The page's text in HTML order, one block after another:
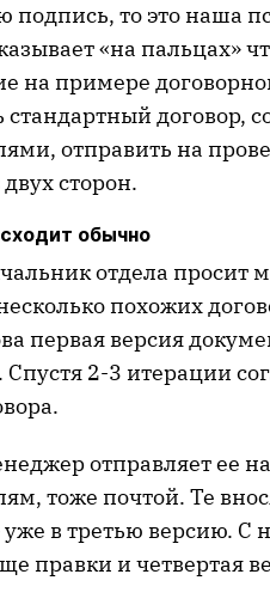
подпись, то это наша
«на пальцах»
на примере
стандартный договор,
отправить на
сторон.
обычно
отдела просит
похожих
первая версия
Спустя 2-3 итерации
отправляет ее
тоже почтой. Те
уже в третью версию. С
правки и четвертая